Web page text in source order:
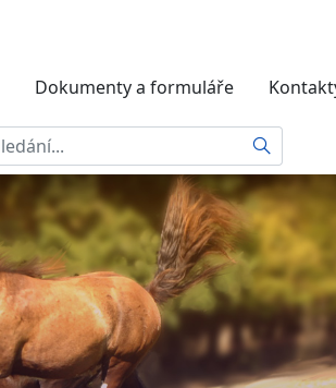
Dokumenty a formuláře
Hledat